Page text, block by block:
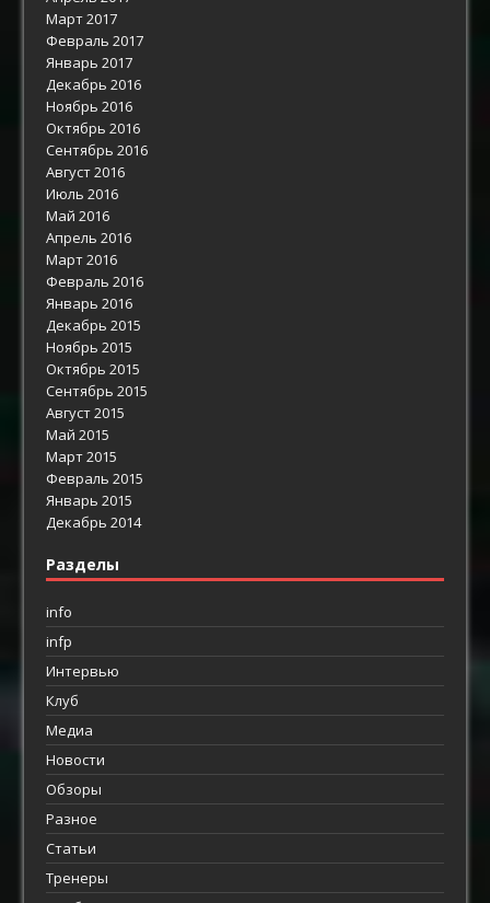
Март 2017
Февраль 2017
Январь 2017
Декабрь 2016
Ноябрь 2016
Октябрь 2016
Сентябрь 2016
Август 2016
Июль 2016
Май 2016
Апрель 2016
Март 2016
Февраль 2016
Январь 2016
Декабрь 2015
Ноябрь 2015
Октябрь 2015
Сентябрь 2015
Август 2015
Май 2015
Март 2015
Февраль 2015
Январь 2015
Декабрь 2014
Разделы
info
infp
Интервью
Клуб
Медиа
Новости
Обзоры
Разное
Статьи
Тренеры